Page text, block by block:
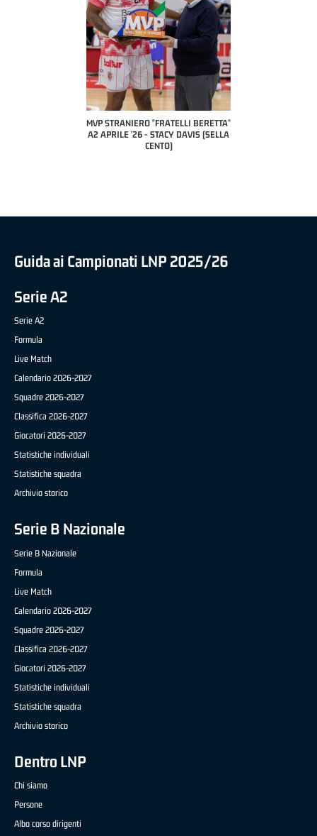
"FRATELLI BERETTA"
- STACY DAVIS (SELLA
MVP "FRATELLI BERETTA" SAMUEL
DILAS B NAZIONALE APRILE '26 -
MARCO RESTELLI (TAV TREVIGLIO
Guida ai Campionati LNP 2025/26
Serie A2
Serie A2
Formula
Live Match
Calendario 2026-2027
Squadre 2026-2027
Classifica 2026-2027
Giocatori 2026-2027
Statistiche individuali
Statistiche squadra
Archivio storico
Serie B Nazionale
Serie B Nazionale
Formula
Live Match
Calendario 2026-2027
Squadre 2026-2027
Classifica 2026-2027
Giocatori 2026-2027
Statistiche individuali
Statistiche squadra
Archivio storico
Dentro LNP
Chi siamo
Persone
Albo corso dirigenti